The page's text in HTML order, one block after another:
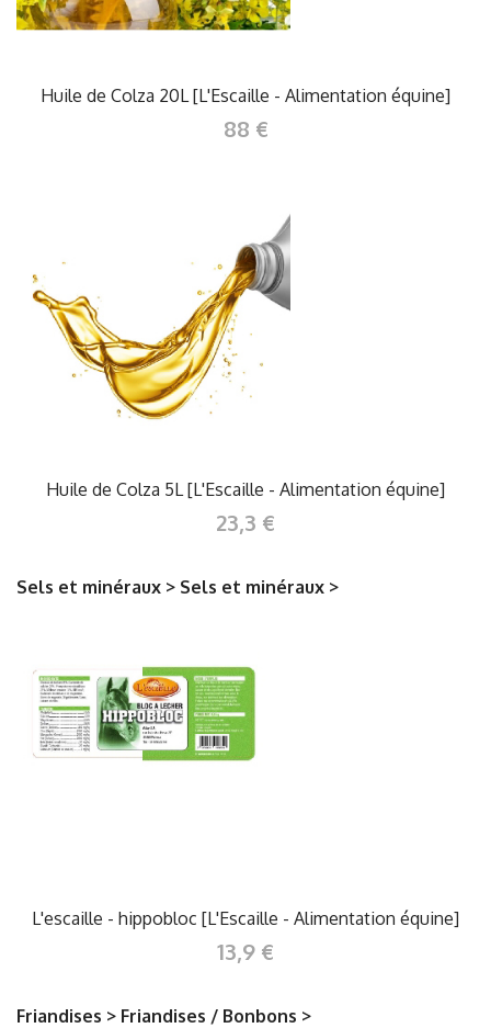
Huile de Colza 20L [L'Escaille - Alimentation équine]
88 €
Huile de Colza 5L [L'Escaille - Alimentation équine]
23,3 €
Sels et minéraux > Sels et minéraux >
L'escaille - hippobloc [L'Escaille - Alimentation équine]
13,9 €
Friandises > Friandises / Bonbons >